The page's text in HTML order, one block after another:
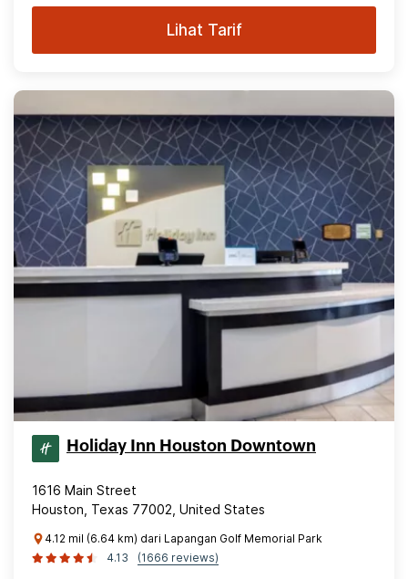
Lihat Tarif
Holiday Inn Houston Downtown
1616 Main Street
Houston, Texas 77002, United States
4.12 mil (6.64 km) dari Lapangan Golf Memorial Park
4.13
(1666 reviews)